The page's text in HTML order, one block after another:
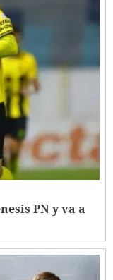
PN y va a